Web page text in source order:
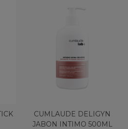
CUMLAUDE DELIGYN
JABON INTIMO 500ML